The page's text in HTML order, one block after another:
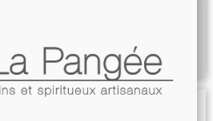
Prix
base
15,80 € Prix
14,22 €